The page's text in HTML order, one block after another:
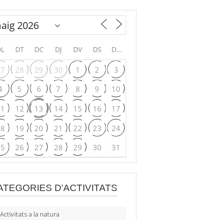
DT DC DJ DV DS DG
28 29 30 1 2
3
5 6 7 8 9
10
12 13 14 15 16
17
19 20 21 22 23
24
26 27 28 29 30 31
D'ACTIVITATS
Activitats a la natura